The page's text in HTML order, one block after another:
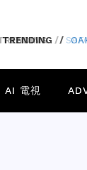
/
AI 電視